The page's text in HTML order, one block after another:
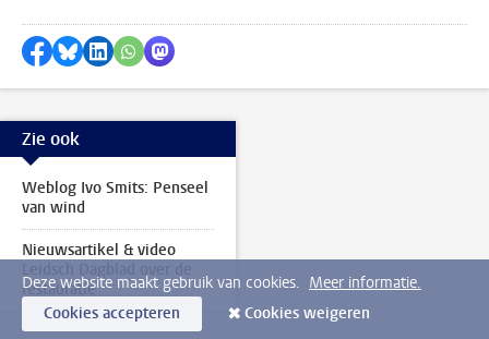
Delen op Facebook
Delen via Bluesky
Delen op LinkedIn
Delen via WhatsApp
Delen via Mastodon
Zie ook
Weblog Ivo Smits: Penseel
van wind
Nieuwsartikel & video
restauratie
Deze website maakt gebruik van cookies. Meer informatie.
Cookies accepteren
Cookies weigeren